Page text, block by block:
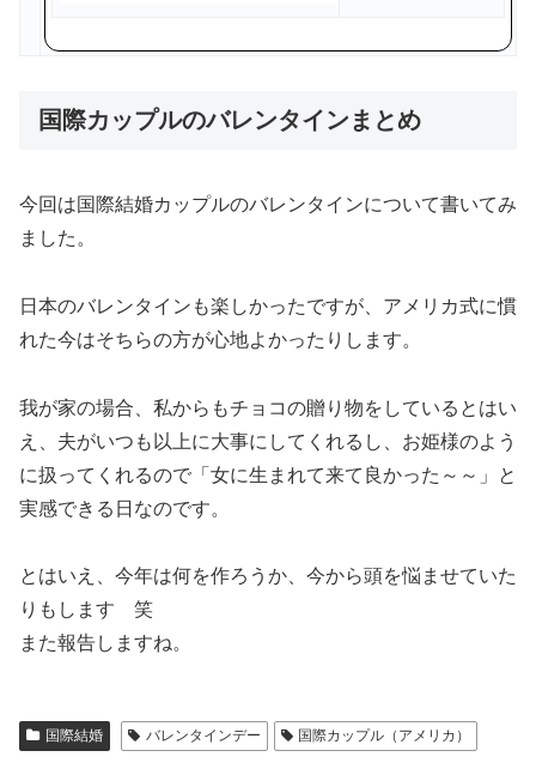
国際カップルのバレンタインまとめ
今回は国際結婚カップルのバレンタインについて書いてみ
ました。
日本のバレンタインも楽しかったですが、アメリカ式に慣
れた今はそちらの方が心地よかったりします。
我が家の場合、私からもチョコの贈り物をしているとはい
え、夫がいつも以上に大事にしてくれるし、お姫様のよう
に扱ってくれるので「女に生まれて来て良かった～～」と
実感できる日なのです。
とはいえ、今年は何を作ろうか、今から頭を悩ませていた
りもします 笑
また報告しますね。
国際結婚 バレンタインデー 国際カップル（アメリカ）